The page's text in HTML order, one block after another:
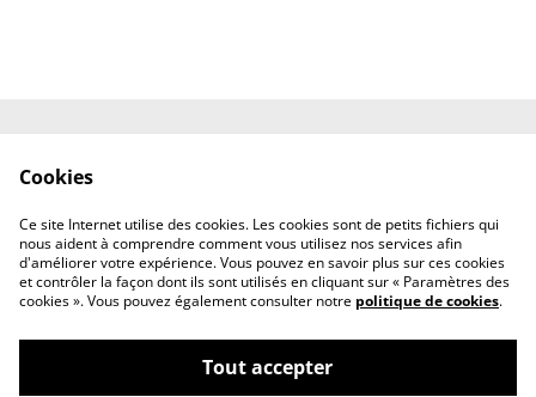
confidentialité
Mentions légales
Cookies
Ce site Internet utilise des cookies. Les cookies sont de petits fichiers qui
nous aident à comprendre comment vous utilisez nos services afin
d'améliorer votre expérience. Vous pouvez en savoir plus sur ces cookies
et contrôler la façon dont ils sont utilisés en cliquant sur « Paramètres des
cookies ». Vous pouvez également consulter notre politique de cookies.
Tout accepter